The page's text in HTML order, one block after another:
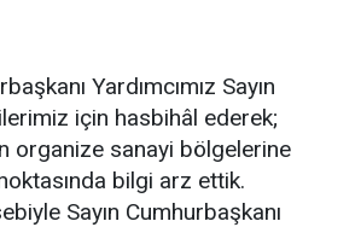
Yardımcımız Sayın
için hasbihâl ederek;
organize sanayi bölgelerine
bilgi arz ettik.
Sayın Cumhurbaşkanı